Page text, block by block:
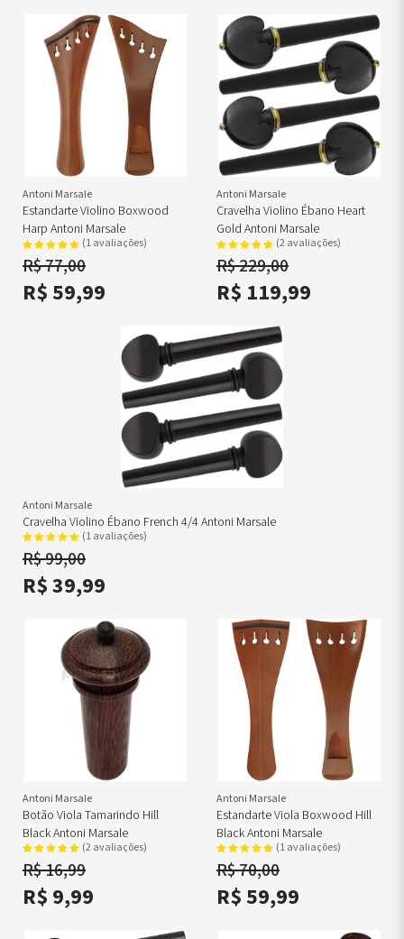
Antoni Marsale
Estandarte Violino Boxwood
Harp Antoni Marsale
(1 avaliações)
R$ 77,00
R$ 59,99
Antoni Marsale
Cravelha Violino Ébano Heart
Gold Antoni Marsale
(2 avaliações)
R$ 229,00
R$ 119,99
Antoni Marsale
Cravelha Violino Ébano French 4/4 Antoni Marsale
(1 avaliações)
R$ 99,00
R$ 39,99
Antoni Marsale
Botão Viola Tamarindo Hill
Black Antoni Marsale
(2 avaliações)
R$ 16,99
R$ 9,99
Antoni Marsale
Estandarte Viola Boxwood Hill
Black Antoni Marsale
(1 avaliações)
R$ 70,00
R$ 59,99